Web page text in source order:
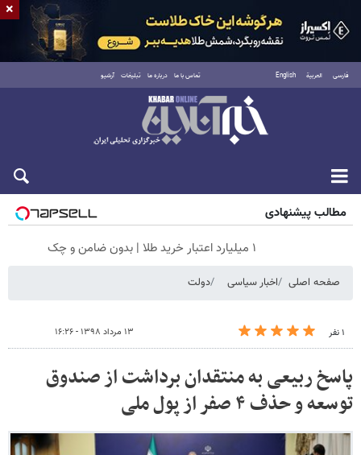
فارسی العربية English تماس با ما درباره ما تبلیغات آرشیو
جمعه ۱۶ مرداد ۱۴۰۵
مطالب پیشنهادی
۱ میلیارد اعتبار خرید طلا | بدون ضامن و چک
صفحه اصلی اخبار سیاسی دولت
۱ نفر ۱۳ مرداد ۱۳۹۸ - ۱۶:۲۶
پاسخ ربیعی به منتقدان برداشت از صندوق
توسعه و حذف ۴ صفر از پول ملی
×